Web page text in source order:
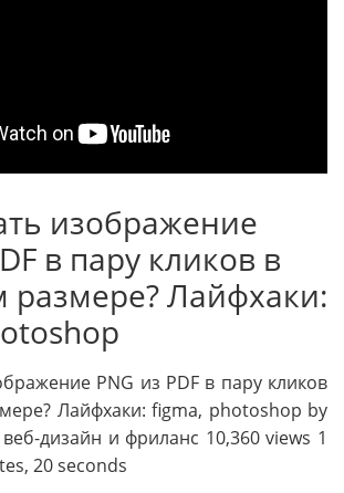
изображение
в пару кликов в
Лайфхаки:
PNG из PDF в пару кликов
Лайфхаки: figma, photoshop by
дизайн и фриланс 10,360 views 1
20 seconds